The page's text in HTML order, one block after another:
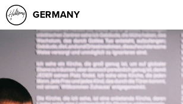
GERMANY